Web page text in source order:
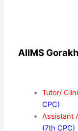
AIIMS
Tutor/
CPC)
Assistant
(7th CPC)